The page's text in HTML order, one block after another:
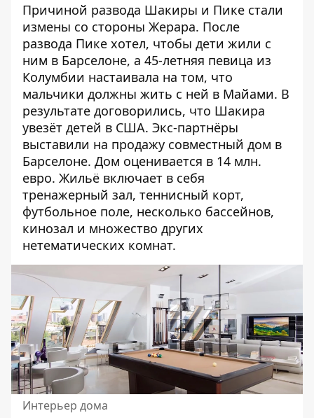
Причиной развода Шакиры и Пике стали
измены со стороны Жерара. После
развода Пике хотел, чтобы дети жили с
ним в Барселоне, а 45-летняя певица из
Колумбии настаивала на том, что
мальчики должны жить с ней в Майами. В
результате договорились, что Шакира
увезёт детей в США. Экс-партнёры
выставили на продажу совместный дом в
Барселоне. Дом оценивается в 14 млн.
евро. Жильё включает в себя
тренажерный зал, теннисный корт,
футбольное поле, несколько бассейнов,
кинозал и множество других
нетематических комнат.
Интерьер дома